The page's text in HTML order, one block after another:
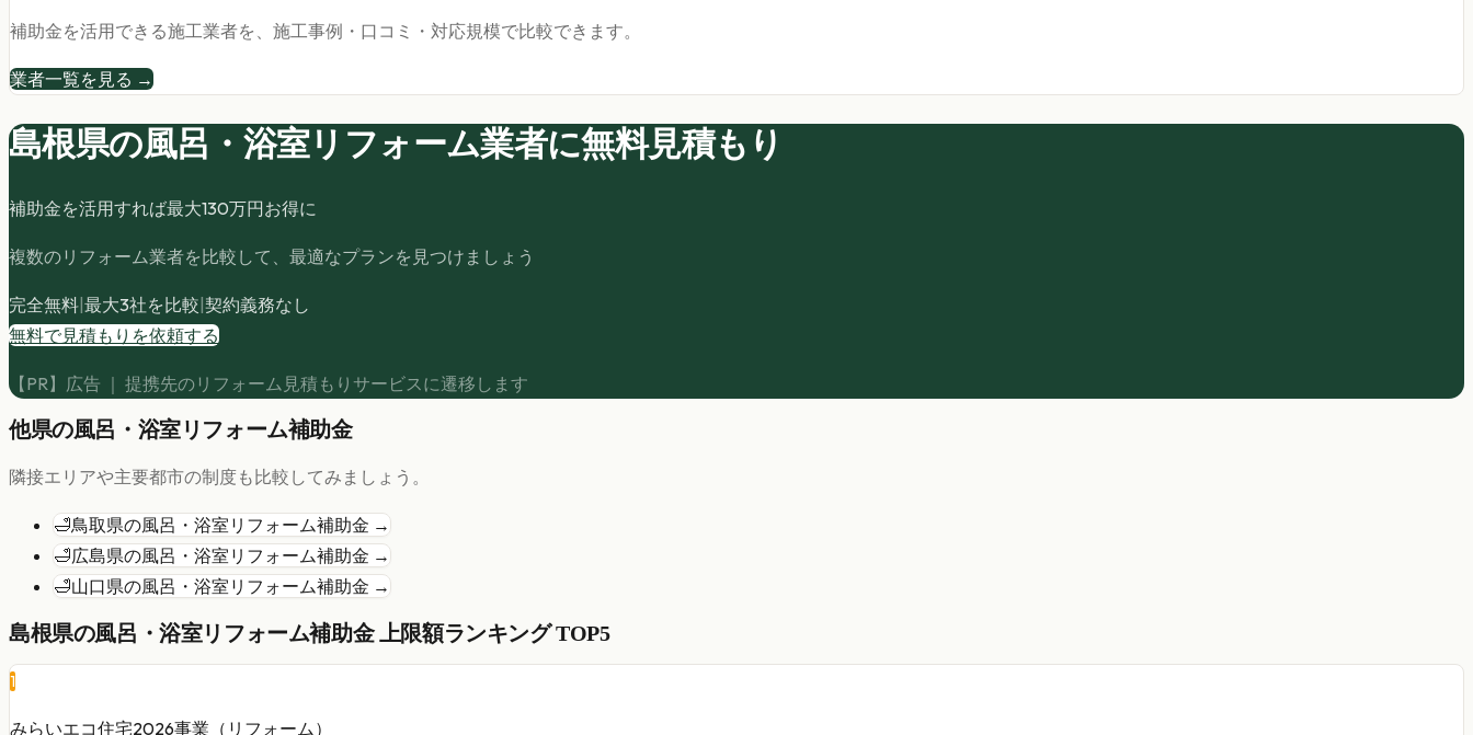
補助金を活用できる施工業者を、施工事例・口コミ・対応規模で比較できます。
業者一覧を見る →
島根県の風呂・浴室リフォーム業者に無料見積もり
補助金を活用すれば最大130万円お得に
複数のリフォーム業者を比較して、最適なプランを見つけましょう
完全無料|最大3社を比較|契約義務なし
無料で見積もりを依頼する
【PR】広告 ｜ 提携先のリフォーム見積もりサービスに遷移します
他県の風呂・浴室リフォーム補助金
隣接エリアや主要都市の制度も比較してみましょう。
🛁鳥取県の風呂・浴室リフォーム補助金 →
🛁広島県の風呂・浴室リフォーム補助金 →
🛁山口県の風呂・浴室リフォーム補助金 →
島根県の風呂・浴室リフォーム補助金 上限額ランキング TOP5
1
みらいエコ住宅2026事業（リフォーム）